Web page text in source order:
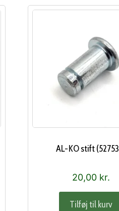
AL-KO stift
20,00 kr.
Tilføj til kurv